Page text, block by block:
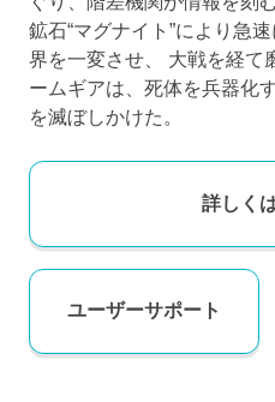
鉱石“マグナイト”により急
界を一変させ、 大戦を経
ームギアは、死体を兵器化
を滅ぼしかけた。
詳しく
ユーザーサポート